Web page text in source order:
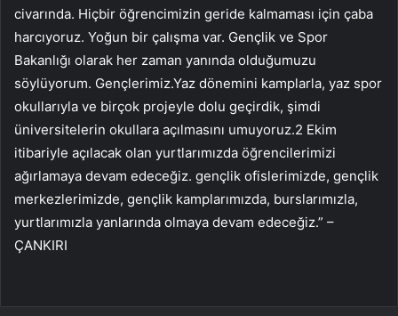
civarında. Hiçbir öğrencimizin geride kalmaması için çaba
harcıyoruz. Yoğun bir çalışma var. Gençlik ve Spor
Bakanlığı olarak her zaman yanında olduğumuzu
söylüyorum. Gençlerimiz.Yaz dönemini kamplarla, yaz spor
okullarıyla ve birçok projeyle dolu geçirdik, şimdi
üniversitelerin okullara açılmasını umuyoruz.2 Ekim
itibariyle açılacak olan yurtlarımızda öğrencilerimizi
ağırlamaya devam edeceğiz. gençlik ofislerimizde, gençlik
merkezlerimizde, gençlik kamplarımızda, burslarımızla,
yurtlarımızla yanlarında olmaya devam edeceğiz.” –
ÇANKIRI